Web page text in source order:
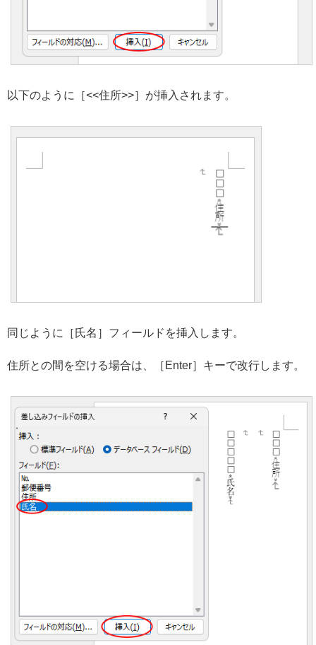
以下のように［<<住所>>］が挿入されます。
同じように［氏名］フィールドを挿入します。
住所との間を空ける場合は、［Enter］キーで改行します。